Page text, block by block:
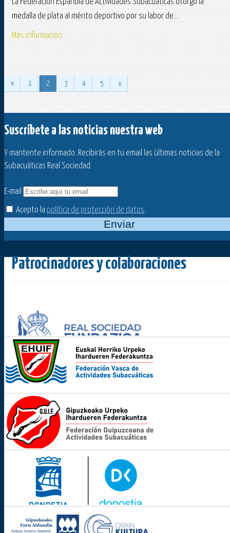
La Federación Española de Actividades Subacuáticas otorgó la
medalla de plata al mérito deportivo por su labor de...
Más información
« 1 2 3 4 5 »
Suscríbete a las noticias nuestra web
Y mantente informado. Recibirás en tu email las últimas noticias de la
Subacuáticas Real Sociedad.
E-mail
Acepto la política de protección de datos.
Enviar
Patrocinadores y colaboraciones